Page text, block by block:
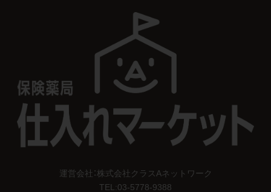
運営会社：株式会社クラスAネットワーク
TEL:03-5778-9388